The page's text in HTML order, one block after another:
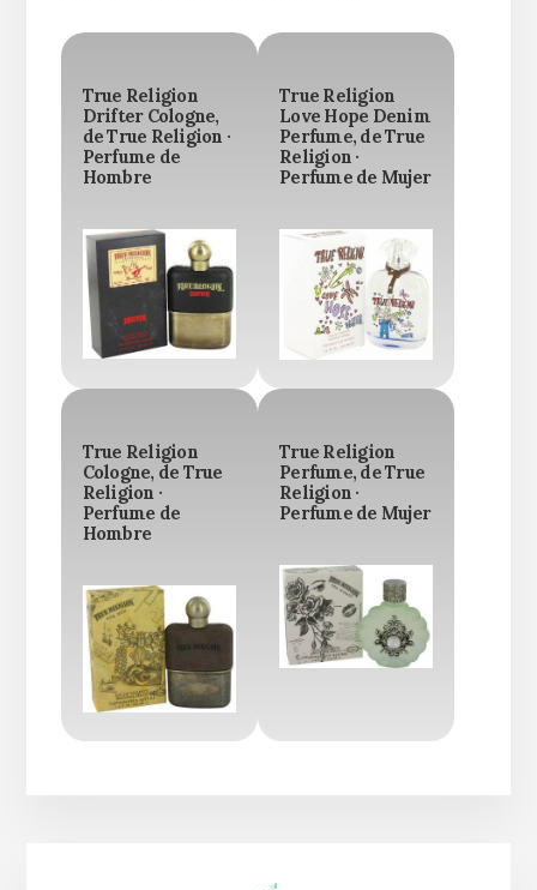
True Religion
Drifter Cologne,
de True Religion ·
Perfume de
Hombre
True Religion
Love Hope Denim
Perfume, de True
Religion ·
Perfume de Mujer
True Religion
Cologne, de True
Religion ·
Perfume de
Hombre
True Religion
Perfume, de True
Religion ·
Perfume de Mujer